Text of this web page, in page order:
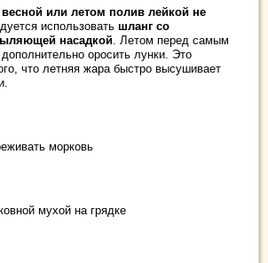
или летом полив лейкой не
использовать шланг со
насадкой. Летом перед самым
оросить лунки. Это
что летняя жара быстро высушивает
морковь
мухой на грядке